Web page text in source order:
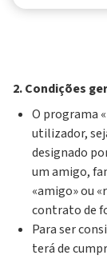
2. Condições
O programa
utilizador,
designado
um amigo,
«amigo» ou
contrato de
Para ser
terá de